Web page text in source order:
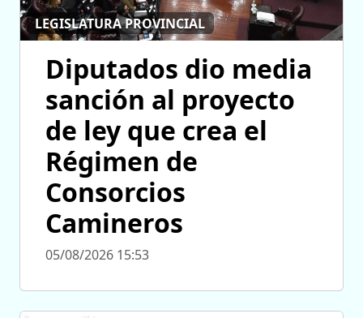
LEGISLATURA PROVINCIAL
Diputados dio media
sanción al proyecto
de ley que crea el
Régimen de
Consorcios
Camineros
05/08/2026 15:53